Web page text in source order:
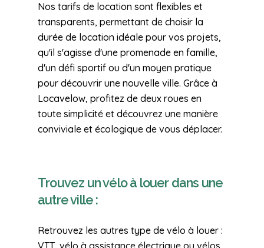
Nos tarifs de location sont flexibles et
transparents, permettant de choisir la
durée de location idéale pour vos projets,
qu'il s'agisse d'une promenade en famille,
d'un défi sportif ou d'un moyen pratique
pour découvrir une nouvelle ville. Grâce à
Locavelow, profitez de deux roues en
toute simplicité et découvrez une manière
conviviale et écologique de vous déplacer.
Trouvez un vélo à louer dans une
autre ville :
Retrouvez les autres type de vélo à louer :